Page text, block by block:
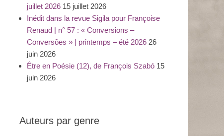
juillet 2026 15 juillet 2026
Inédit dans la revue Sigila pour Françoise
Renaud | n° 57 : « Conversions –
Conversões » | printemps – été 2026 26
juin 2026
Être en Poésie (12), de François Szabó 15
juin 2026
Auteurs par genre